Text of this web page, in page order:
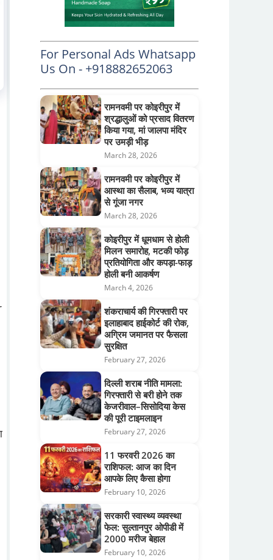
For Personal Ads Whatsapp
Us On - +918882652063
रामनवमी पर कोइरीपुर में
श्रद्धालुओं को प्रसाद वितरण
किया गया, मां जालपा मंदिर
पर उमड़ी भीड़
March 28, 2026
रामनवमी पर कोइरीपुर में
आस्था का सैलाब, भव्य यात्रा
से गूंजा नगर
March 28, 2026
कोइरीपुर में धूमधाम से होली
मिलन समारोह, मटकी फोड़
प्रतियोगिता और कपड़ा-फाड़
होली बनी आकर्षण
March 4, 2026
शंकराचार्य की गिरफ्तारी पर
इलाहाबाद हाईकोर्ट की रोक,
अग्रिम जमानत पर फैसला
सुरक्षित
February 27, 2026
दिल्ली शराब नीति मामला:
गिरफ्तारी से बरी होने तक
केजरीवाल–सिसोदिया केस
की पूरी टाइमलाइन
February 27, 2026
11 फरवरी 2026 का
राशिफल: आज का दिन
आपके लिए कैसा होगा
February 10, 2026
सरकारी स्वास्थ्य व्यवस्था
फेल: सुल्तानपुर ओपीडी में
2000 मरीज बेहाल
February 10, 2026